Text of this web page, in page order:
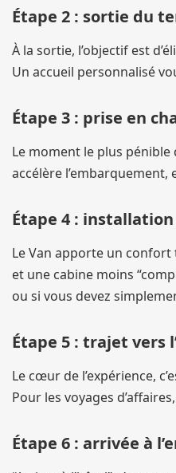
Étape 2 : sortie du
À la sortie, l’objectif est
Un accueil personnalisé
Étape 3 : prise en
Le moment le plus pénible
accélère
Étape 4 :
Le Van apporte un confort
et une cabine moins
ou si vous devez
Étape 5 : trajet vers
Le cœur de l’expérience,
Pour les voyages
Étape 6 : arrivée à